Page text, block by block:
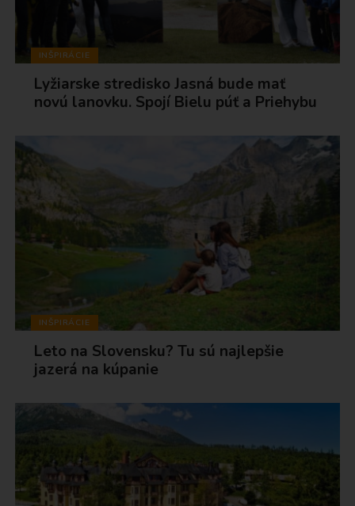
INŠPIRÁCIE
Lyžiarske stredisko Jasná bude mať
novú lanovku. Spojí Bielu púť a Priehybu
INŠPIRÁCIE
Leto na Slovensku? Tu sú najlepšie
jazerá na kúpanie